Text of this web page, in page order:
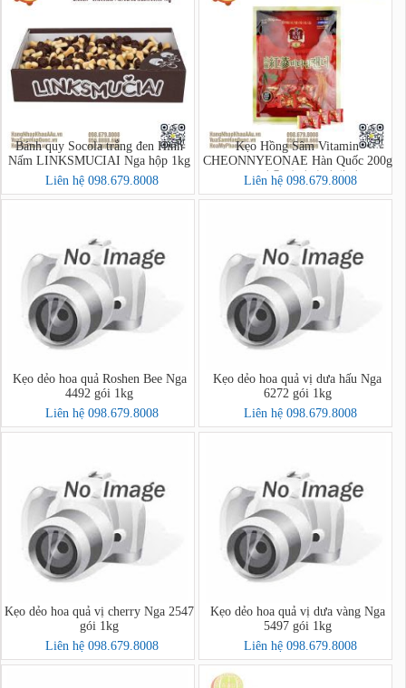
Bánh quy Socola trắng đen Hình
Nấm LINKSMUCIAI Nga hộp 1kg
Liên hệ 098.679.8008
Kẹo Hồng Sâm Vitamin
CHEONNYEONAE Hàn Quốc 200g
- 고려홍삼비타민캔디
Liên hệ 098.679.8008
Kẹo dẻo hoa quả Roshen Bee Nga
4492 gói 1kg
Liên hệ 098.679.8008
Kẹo dẻo hoa quả vị dưa hấu Nga
6272 gói 1kg
Liên hệ 098.679.8008
Kẹo dẻo hoa quả vị cherry Nga 2547
gói 1kg
Liên hệ 098.679.8008
Kẹo dẻo hoa quả vị dưa vàng Nga
5497 gói 1kg
Liên hệ 098.679.8008